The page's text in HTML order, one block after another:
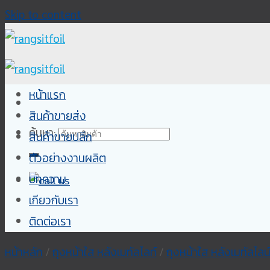
Skip to content
ค้นหา:
หน้าแรก
สินค้าขายส่ง
สินค้าขายปลีก
ตัวอย่างงานผลิต
บทความ
เกียวกับเรา
ติดต่อเรา
หน้าหลัก / ถุงหน้าใส หลังเมทัลไลท์ / ถุงหน้าใส หลังเมทัลไล